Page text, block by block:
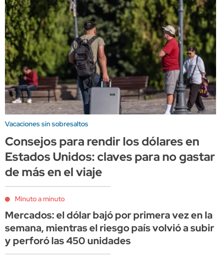
Vacaciones sin sobresaltos
Consejos para rendir los dólares en
Estados Unidos: claves para no gastar
de más en el viaje
Minuto a minuto
Mercados: el dólar bajó por primera vez en la
semana, mientras el riesgo país volvió a subir
y perforó las 450 unidades